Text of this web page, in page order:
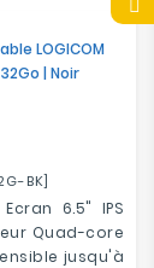
LOGICOM
| Noir
BK]
6.5" IPS
Quad-core
jusqu'à